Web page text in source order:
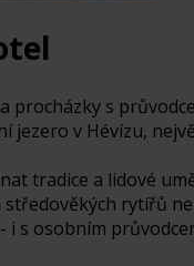
procházky s
jezero v Hévízu,
tradice a lidové
středověkých rytířů
i s osobním